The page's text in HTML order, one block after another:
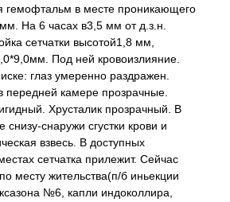
гемофтальм в месте проникающего
На 6 часах в3,5 мм от д.з.н.
сетчатки высотой1,8 мм,
Под ней кровоизлияние.
глаз умеренно раздражен.
передней камере прозрачные.
Хрусталик прозрачный. В
снизу-снаружи сгустки крови и
взвесь. В доступных
сетчатка прилежит. Сейчас
месту жительства(п/б иньекции
№6, капли индоколлира,